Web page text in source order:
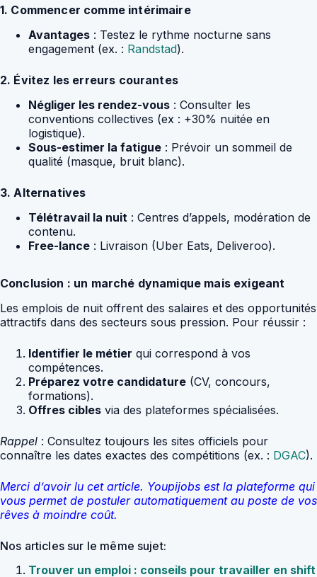
1. Commencer comme intérimaire
Avantages : Testez le rythme nocturne sans
engagement (ex. : Randstad).
2. Évitez les erreurs courantes
Négliger les rendez-vous : Consulter les
conventions collectives (ex : +30% nuitée en
logistique).
Sous-estimer la fatigue : Prévoir un sommeil de
qualité (masque, bruit blanc).
3. Alternatives
Télétravail la nuit : Centres d’appels, modération de
contenu.
Free-lance : Livraison (Uber Eats, Deliveroo).
Conclusion : un marché dynamique mais exigeant
Les emplois de nuit offrent des salaires et des opportunités
attractifs dans des secteurs sous pression. Pour réussir :
Identifier le métier qui correspond à vos
compétences.
Préparez votre candidature (CV, concours,
formations).
Offres cibles via des plateformes spécialisées.
Rappel : Consultez toujours les sites officiels pour
connaître les dates exactes des compétitions (ex. : DGAC).
Merci d’avoir lu cet article. Youpijobs est la plateforme qui
vous permet de postuler automatiquement au poste de vos
rêves à moindre coût.
Nos articles sur le même sujet:
Trouver un emploi : conseils pour travailler en shift